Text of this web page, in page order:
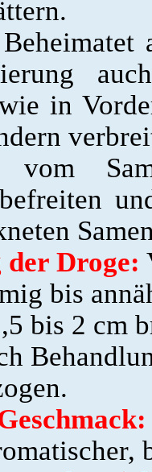
Beheimatet
in
der Droge:
bis
bis 2 cm